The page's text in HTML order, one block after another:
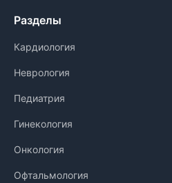
Разделы
Кардиология
Неврология
Педиатрия
Гинекология
Онкология
Офтальмология